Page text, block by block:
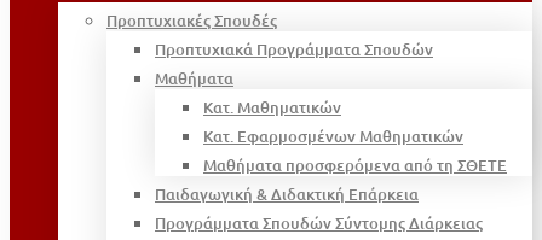
Προπτυχιακές Σπουδές
Προπτυχιακά Προγράμματα Σπουδών
Μαθήματα
Κατ. Μαθηματικών
Κατ. Εφαρμοσμένων Μαθηματικών
Μαθήματα προσφερόμενα από τη ΣΘΕΤΕ
Παιδαγωγική & Διδακτική Επάρκεια
Προγράμματα Σπουδών Σύντομης Διάρκειας